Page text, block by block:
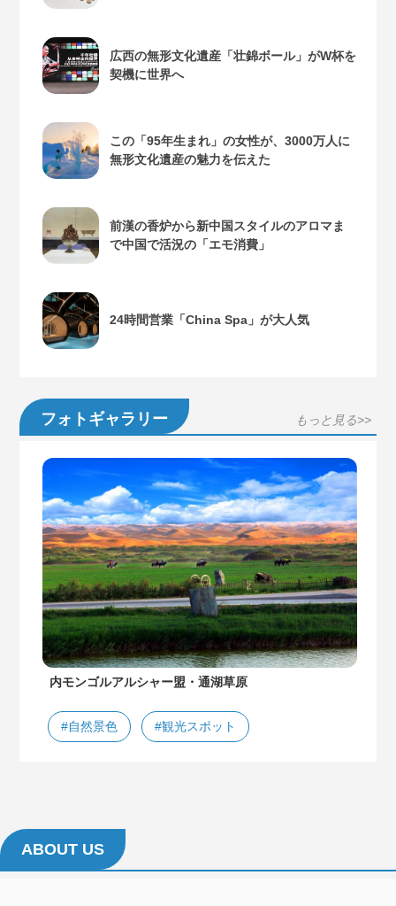
広西の無形文化遺産「壮錦ボール」がW杯を
契機に世界へ
この「95年生まれ」の女性が、3000万人に
無形文化遺産の魅力を伝えた
前漢の香炉から新中国スタイルのアロマま
で中国で活況の「エモ消費」
24時間営業「China Spa」が大人気
フォトギャラリー もっと見る>>
内モンゴルアルシャー盟・通湖草原
#自然景色 #観光スポット
ABOUT US